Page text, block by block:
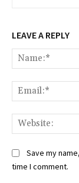
LEAVE A REPLY
Save my
time I comment.